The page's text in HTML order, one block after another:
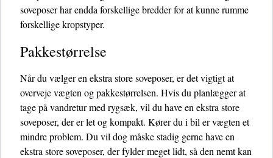
soveposer har endda forskellige bredder for at kunne rumme
forskellige kropstyper.
Pakkestørrelse
Når du vælger en ekstra store soveposer, er det vigtigt at
overveje vægten og pakkestørrelsen. Hvis du planlægger at
tage på vandretur med rygsæk, vil du have en ekstra store
soveposer, der er let og kompakt. Kører du i bil er vægten et
mindre problem. Du vil dog måske stadig gerne have en
ekstra store soveposer, der fylder meget lidt, så den nemt kan